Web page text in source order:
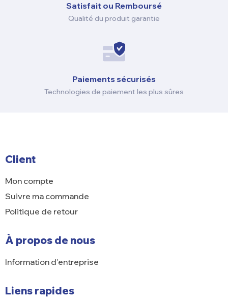
Satisfait ou Remboursé
Qualité du produit garantie
Paiements sécurisés
Technologies de paiement les plus sûres
Client
Mon compte
Suivre ma commande
Politique de retour
À propos de nous
Information d'entreprise
Liens rapides